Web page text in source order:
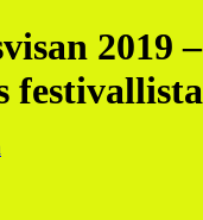
2019 –
festivallista